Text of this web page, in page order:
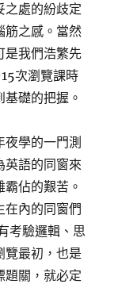
之處的紛歧定
筋之感。當然
是我們浩繁先
次瀏覽課時
基礎的把握。
學的一門測
英語的同窗來
佔的艱苦。
在內的同窗們
考驗邏輯、思
覽最初，也是
題關，就必定